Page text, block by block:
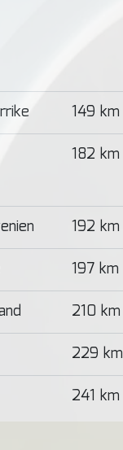
149 km
182 km
192 km
197 km
210 km
229 km
241 km